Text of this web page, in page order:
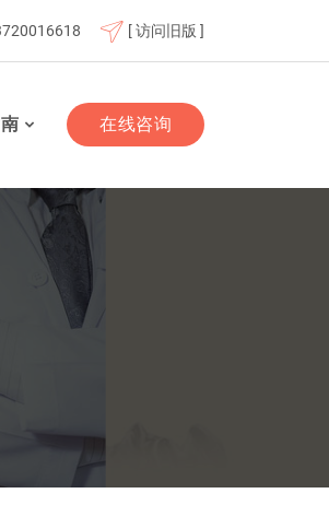
市基本医疗保险定点医疗机构
[ 访问旧版 ]
在线咨询